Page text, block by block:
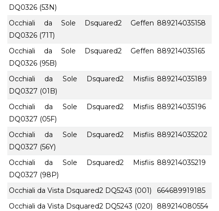
DQ0326 (53N)
Occhiali da Sole Dsquared2 Geffen
DQ0326 (71T)
889214035158
Occhiali da Sole Dsquared2 Geffen
DQ0326 (95B)
889214035165
Occhiali da Sole Dsquared2 Misfiis
DQ0327 (01B)
889214035189
Occhiali da Sole Dsquared2 Misfiis
DQ0327 (05F)
889214035196
Occhiali da Sole Dsquared2 Misfiis
DQ0327 (56Y)
889214035202
Occhiali da Sole Dsquared2 Misfiis
DQ0327 (98P)
889214035219
Occhiali da Vista Dsquared2 DQ5243 (001)
664689919185
Occhiali da Vista Dsquared2 DQ5243 (020)
889214080554